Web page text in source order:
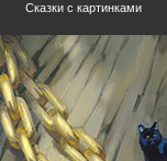
Сказки с картинками